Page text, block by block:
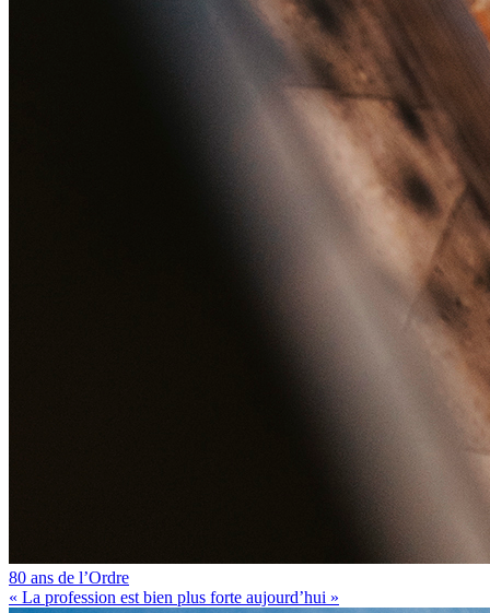
80 ans de l’Ordre
« La profession est bien plus forte aujourd’hui »